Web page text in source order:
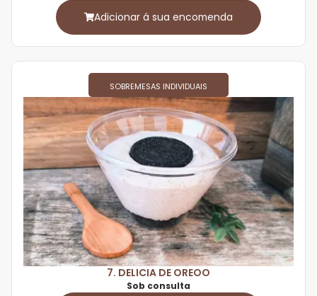
Adicionar á sua encomenda
SOBREMESAS INDIVIDUAIS
7. DELICIA DE OREOO
Sob consulta